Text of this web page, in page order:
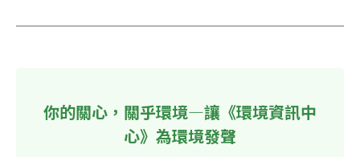
你的關心，關乎環境—讓《環境資訊中
心》為環境發聲